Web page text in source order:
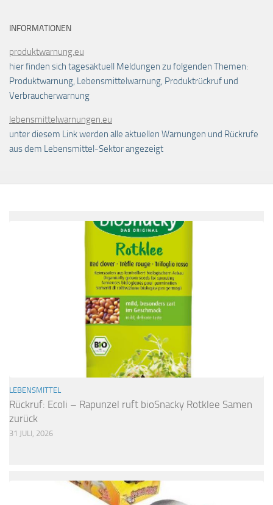
INFORMATIONEN
produktwarnung.eu
hier finden sich tagesaktuell Meldungen zu folgenden Themen:
Produktwarnung, Lebensmittelwarnung, Produktrückruf und
Verbraucherwarnung
lebensmittelwarnungen.eu
unter diesem Link werden alle aktuellen Warnungen und Rückrufe
aus dem Lebensmittel-Sektor angezeigt
LEBENSMITTEL
Rückruf: Ecoli – Rapunzel ruft bioSnacky Rotklee Samen
zurück
31 JULI, 2026